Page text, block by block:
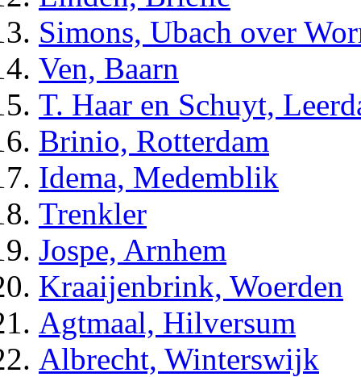
Simons, Ubach over
Ven, Baarn
T. Haar en Schuyt,
Brinio, Rotterdam
Idema, Medemblik
Trenkler
Jospe, Arnhem
Kraaijenbrink, Woerden
Agtmaal, Hilversum
Albrecht, Winterswijk